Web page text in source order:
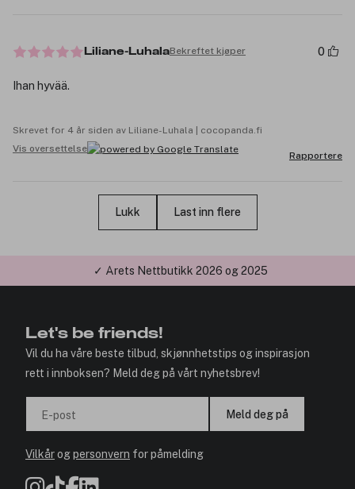
Liliane-LuhalaBekreftet kjøper 0
Ihan hyvää.
Skrevet for 4 år siden av Liliane-Luhala | cocopanda.fi
Vis oversettelse
Rapportere
Lukk Last inn flere
✓ Årets Nettbutikk 2026 og 2025
Let's be friends!
Vil du ha våre beste tilbud, skjønnhetstips og inspirasjon
rett i innboksen? Meld deg på vårt nyhetsbrev!
E-post Meld deg på
Vilkårogpersonvern for påmelding